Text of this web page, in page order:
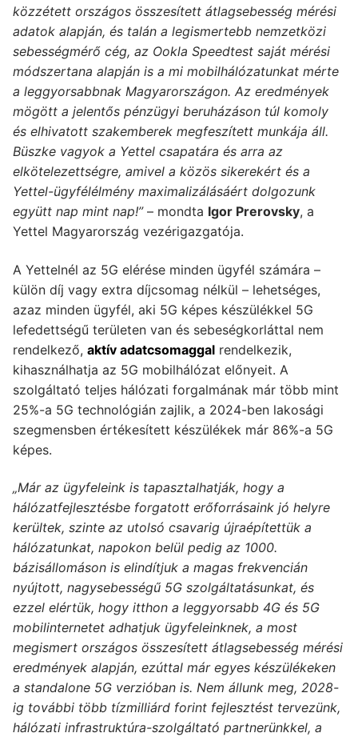
közzétett országos összesített átlagsebesség mérési
adatok alapján, és talán a legismertebb nemzetközi
sebességmérő cég, az Ookla Speedtest saját mérési
módszertana alapján is a mi mobilhálózatunkat mérte
a leggyorsabbnak Magyarországon. Az eredmények
mögött a jelentős pénzügyi beruházáson túl komoly
és elhivatott szakemberek megfeszített munkája áll.
Büszke vagyok a Yettel csapatára és arra az
elkötelezettségre, amivel a közös sikerekért és a
Yettel-ügyfélélmény maximalizálásáért dolgozunk
együtt nap mint nap!” – mondta Igor Prerovsky, a
Yettel Magyarország vezérigazgatója.
A Yettelnél az 5G elérése minden ügyfél számára –
külön díj vagy extra díjcsomag nélkül – lehetséges,
azaz minden ügyfél, aki 5G képes készülékkel 5G
lefedettségű területen van és sebeségkorláttal nem
rendelkező, aktív adatcsomaggal rendelkezik,
kihasználhatja az 5G mobilhálózat előnyeit. A
szolgáltató teljes hálózati forgalmának már több mint
25%-a 5G technológián zajlik, a 2024-ben lakosági
szegmensben értékesített készülékek már 86%-a 5G
képes.
„Már az ügyfeleink is tapasztalhatják, hogy a
hálózatfejlesztésbe forgatott erőforrásaink jó helyre
kerültek, szinte az utolsó csavarig újraépítettük a
hálózatunkat, napokon belül pedig az 1000.
bázisállomáson is elindítjuk a magas frekvencián
nyújtott, nagysebességű 5G szolgáltatásunkat, és
ezzel elértük, hogy itthon a leggyorsabb 4G és 5G
mobilinternetet adhatjuk ügyfeleinknek, a most
megismert országos összesített átlagsebesség mérési
eredmények alapján, ezúttal már egyes készülékeken
a standalone 5G verzióban is. Nem állunk meg, 2028-
ig további több tízmilliárd forint fejlesztést tervezünk,
hálózati infrastruktúra-szolgáltató partnerünkkel, a